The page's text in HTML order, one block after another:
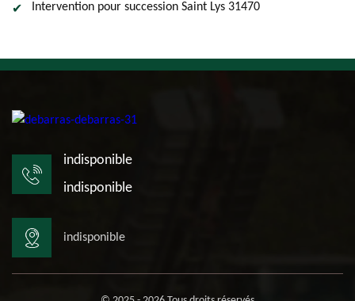
Intervention pour succession Saint Lys 31470
indisponible
indisponible
indisponible